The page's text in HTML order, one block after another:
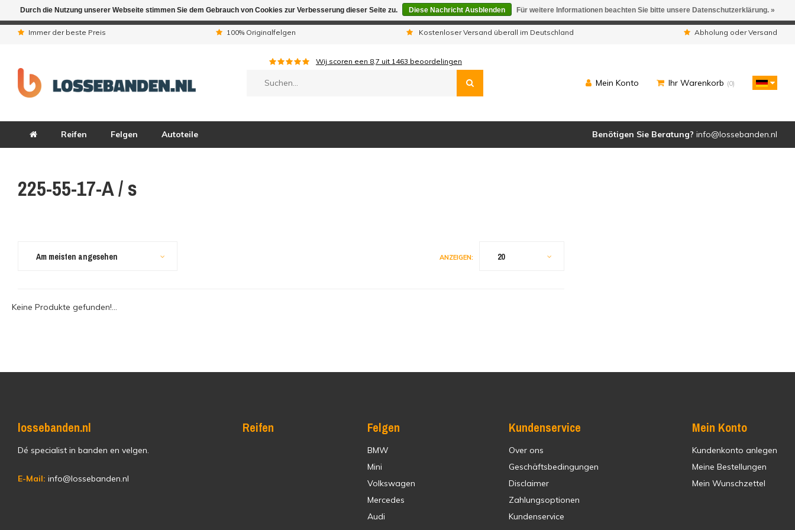
Immer der beste Preis 100% Originalfelgen Kostenloser Versand überall im Deutschland Abholung oder Versand
Wij scoren een 8,7 uit 1463 beoordelingen
Mein Konto Ihr Warenkorb (0)
Reifen Felgen Autoteile Benötigen Sie Beratung? info@lossebanden.nl
225-55-17-A / s
Am meisten angesehen ANZEIGEN: 20
Keine Produkte gefunden!...
lossebanden.nl
Dé specialist in banden en velgen.
E-Mail: info@lossebanden.nl
Reifen Felgen
BMW
Mini
Volkswagen
Mercedes
Audi
Kundenservice
Over ons
Geschäftsbedingungen
Disclaimer
Zahlungsoptionen
Kundenservice
Mein Konto
Kundenkonto anlegen
Meine Bestellungen
Mein Wunschzettel
Durch die Nutzung unserer Webseite stimmen Sie dem Gebrauch von Cookies zur Verbesserung dieser Seite zu. Diese Nachricht Ausblenden Für weitere Informationen beachten Sie bitte unsere Datenschutzerklärung. »
Aufgrund der Ferientagen sind wir telefonisch nicht erreichbar. Aufgegebene Bestellungen werden geliefert.